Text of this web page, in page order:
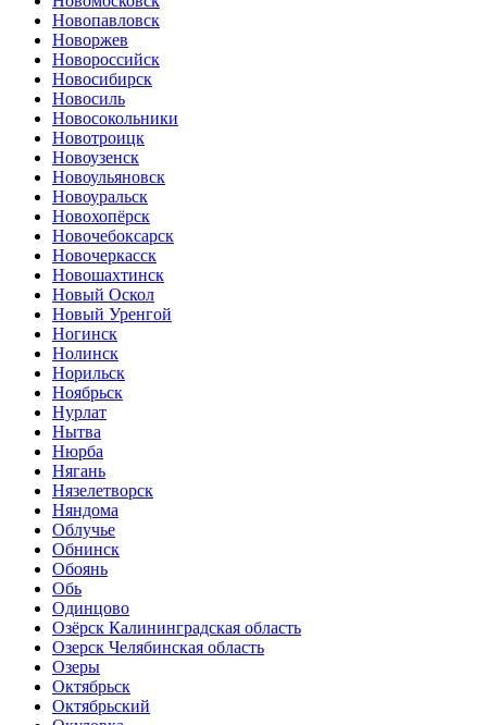
Новопавловск
Новоржев
Новороссийск
Новосибирск
Новосиль
Новосокольники
Новотроицк
Новоузенск
Новоульяновск
Новоуральск
Новохопёрск
Новочебоксарск
Новочеркасск
Новошахтинск
Новый Оскол
Новый Уренгой
Ногинск
Нолинск
Норильск
Ноябрьск
Нурлат
Нытва
Нюрба
Нягань
Нязелетворск
Няндома
Облучье
Обнинск
Обоянь
Обь
Одинцово
Озёрск Калининградская область
Озерск Челябинская область
Озеры
Октябрьск
Октябрьский